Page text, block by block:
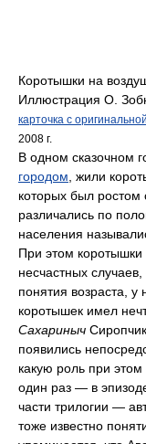
Коротышки на
Иллюстрация О.
карточка с
2008 г.
В одном сказочном
городом , жили
которых был
различались по
населения
При этом
несчастных
понятия возраста, у
коротышек имел
Сахариныч
появились
какую роль при
один раз — в
части трилогии —
тоже известно